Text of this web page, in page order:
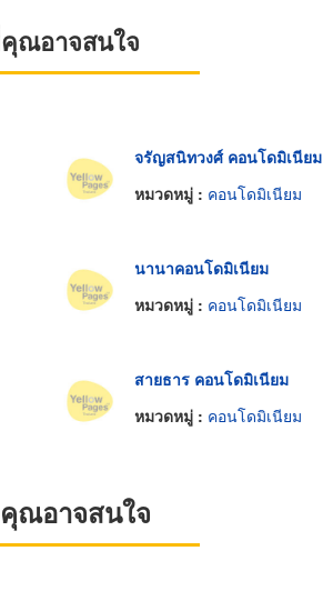
ณอาจสนใจ
จรัญสนิทวงศ์ คอนโดมิเนียม
หมวดหมู่ : คอนโดมิเนียม
นานาคอนโดมิเนียม
หมวดหมู่ : คอนโดมิเนียม
สายธาร คอนโดมิเนียม
หมวดหมู่ : คอนโดมิเนียม
ณอาจสนใจ